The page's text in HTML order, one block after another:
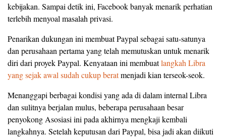
kebijakan. Sampai detik ini, Facebook banyak menarik perhatian
terlebih menyoal masalah privasi.
Penarikan dukungan ini membuat Paypal sebagai satu-satunya
dan perusahaan pertama yang telah memutuskan untuk menarik
diri dari proyek Paypal. Kenyataan ini membuatlangkah Libra
yang sejak awal sudah cukup beratmenjadi kian terseok-seok.
Menanggapi berbagai kondisi yang ada di dalam internal Libra
dan sulitnya berjalan mulus, beberapa perusahaan besar
penyokong Asosiasi ini pada akhirnya mengkaji kembali
langkahnya. Setelah keputusan dari Paypal, bisa jadi akan diikuti